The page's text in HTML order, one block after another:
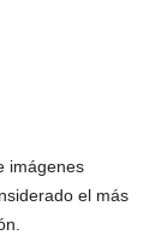
imágenes
el más